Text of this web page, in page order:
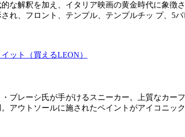
な解釈を加え、イタリア映画の⻩金時代に象
れ、フロント、テンプル、テンプルチッ プ、5
ブレーシ氏が手がけるスニーカー。上質なカ
アウトソールに施されたペイントがアイコニッ